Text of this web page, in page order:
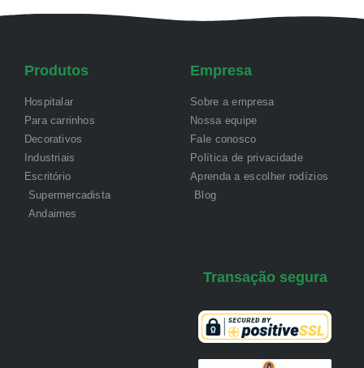
Produtos
Hospitalar
Para carrinhos
Decorativos
Industriais
Escritório
Supermercadista
Andaimes
Empresa
Sobre a empresa
Nossa equipe
Fale conosco
Política de privacidade
Aprenda a escolher rodízios
Blog
Transação segura